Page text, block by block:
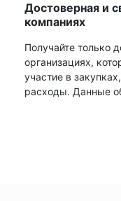
Достоверная и
компаниях
Получайте только
организациях,
участие в
расходы. Данные